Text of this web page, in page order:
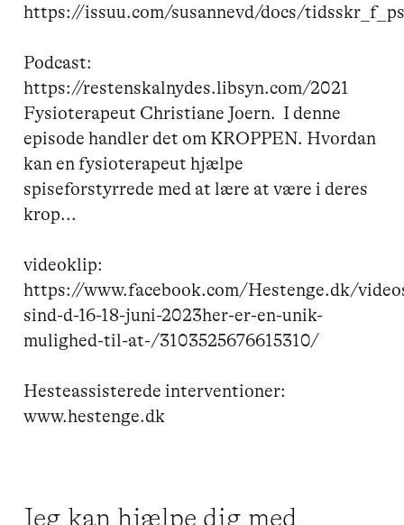
https://issuu.com/susannevd/docs/
Podcast:
https://restenskalnydes.libsyn.com/2021
Fysioterapeut Christiane Joern.  I denne
episode handler det om KROPPEN. Hvordan
kan en fysioterapeut hjælpe
spiseforstyrrede med at lære at være i deres
krop...
videoklip:
https://www.facebook.com/Hestenge.dk/
sind-d-16-18-juni-2023her-er-en-unik-
mulighed-til-at-/3103525676615310/
Hesteassisterede interventioner:
www.hestenge.dk
Jeg kan hjælpe dig med